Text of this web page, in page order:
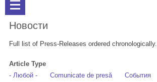
Новости
Full list of Press-Releases ordered chronologically.
Article Type
- Любой -
Comunicate de presă
События